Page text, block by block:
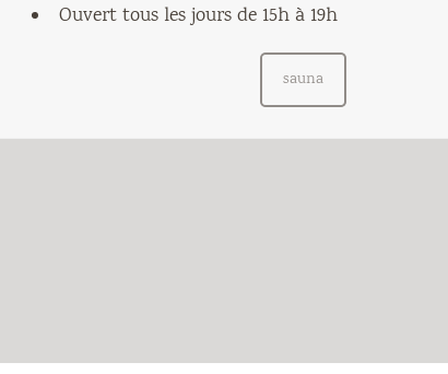
Ouvert tous les jours de 15h à 19h
sauna